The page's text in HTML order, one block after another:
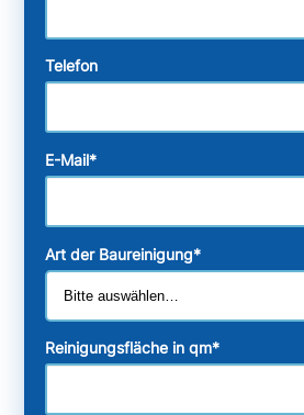
Telefon
E-Mail*
Art der Baureinigung*
Reinigungsfläche in qm*